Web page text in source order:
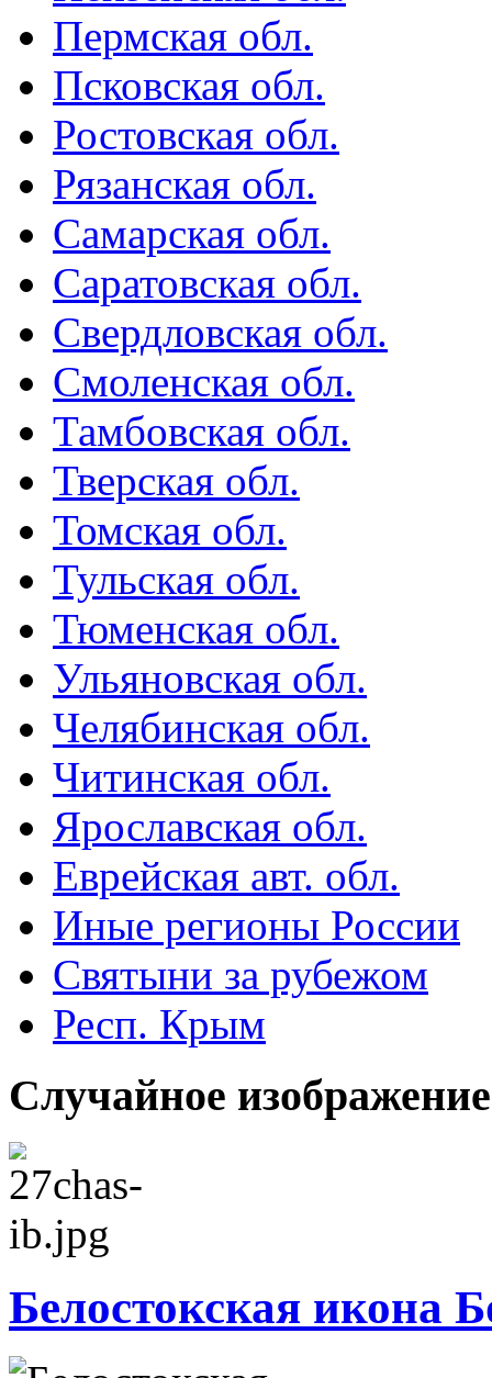
Пермская обл.
Псковская обл.
Ростовская обл.
Рязанская обл.
Самарская обл.
Саратовская обл.
Свердловская обл.
Смоленская обл.
Тамбовская обл.
Тверская обл.
Томская обл.
Тульская обл.
Тюменская обл.
Ульяновская обл.
Челябинская обл.
Читинская обл.
Ярославская обл.
Еврейская авт. обл.
Иные регионы России
Святыни за рубежом
Респ. Крым
Случайное изображение
Белостокская икона